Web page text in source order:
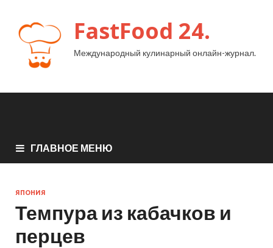
FastFood 24.
Международный кулинарный онлайн-журнал.
ГЛАВНОЕ МЕНЮ
ЯПОНИЯ
Темпура из кабачков и
перцев